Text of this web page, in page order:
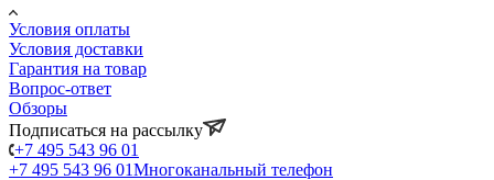
Условия оплаты
Условия доставки
Гарантия на товар
Вопрос-ответ
Обзоры
Подписаться на рассылку
+7 495 543 96 01
+7 495 543 96 01Многоканальный телефон